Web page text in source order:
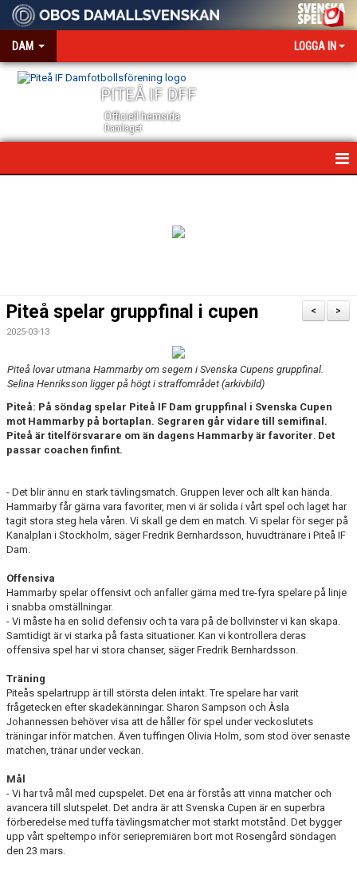
DAM LOGGA IN
PITEÅ IF DFF
Officiell hemsida
Damlaget
KALENDER
MATCHER
>
<
Piteå spelar gruppfinal i cupen
2025-03-13
Piteå lovar utmana Hammarby om segern i Svenska Cupens gruppfinal.
Selina Henriksson ligger på högt i straffområdet (arkivbild)
Piteå: På söndag spelar Piteå IF Dam gruppfinal i Svenska Cupen
mot Hammarby på bortaplan. Segraren går vidare till semifinal.
Piteå är titelförsvarare om än dagens Hammarby är favoriter. Det
passar coachen finfint.
- Det blir ännu en stark tävlingsmatch. Gruppen lever och allt kan hända.
Hammarby får gärna vara favoriter, men vi är solida i vårt spel och laget har
tagit stora steg hela våren. Vi skall ge dem en match. Vi spelar för seger på
Kanalplan i Stockholm, säger Fredrik Bernhardsson, huvudtränare i Piteå IF
Dam.
Offensiva
Hammarby spelar offensivt och anfaller gärna med tre-fyra spelare på linje
i snabba omställningar.
- Vi måste ha en solid defensiv och ta vara på de bollvinster vi kan skapa.
Samtidigt är vi starka på fasta situationer. Kan vi kontrollera deras
offensiva spel har vi stora chanser, säger Fredrik Bernhardsson.
Träning
Piteås spelartrupp är till största delen intakt. Tre spelare har varit
frågetecken efter skadekänningar. Sharon Sampson och Àsla
Johannessen behöver visa att de håller för spel under veckoslutets
träningar inför matchen. Även tuffingen Olivia Holm, som stod över senaste
matchen, tränar under veckan.
Mål
- Vi har två mål med cupspelet. Det ena är förstås att vinna matcher och
avancera till slutspelet. Det andra är att Svenska Cupen är en superbra
förberedelse med tuffa tävlingsmatcher mot starkt motstånd. Det bygger
upp vårt speltempo inför seriepremiären bort mot Rosengård söndagen
den 23 mars.